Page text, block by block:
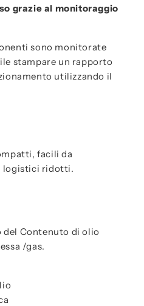
grazie al monitoraggio
sono monitorate
stampare un rapporto
utilizzando il
facili da
logistici ridotti.
Contenuto di olio
/gas.